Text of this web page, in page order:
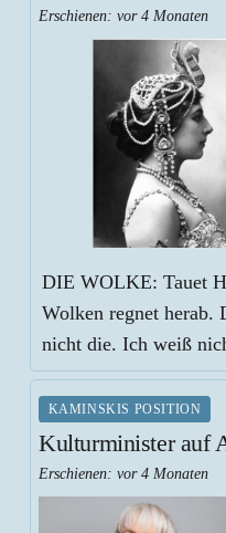
Erschienen:vor 4 Monaten
DIE WOLKE: Tauet
Wolken regnet
nicht die. Ich weiß
KAMINSKIS POSITION
Kulturminister auf
Erschienen:vor 4 Monaten